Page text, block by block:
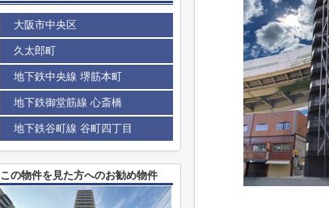
大阪市中央区
久太郎町
地下鉄中央線 堺筋本町
地下鉄御堂筋線 心斎橋
地下鉄谷町線 谷町四丁目
この物件を見た方へのお勧め物件